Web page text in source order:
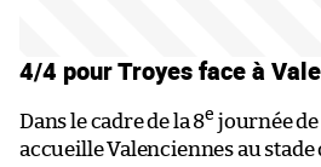
4/4 pour Troyes face à
Dans le cadre de la 8e journée de
accueille Valenciennes au stade